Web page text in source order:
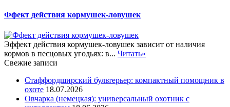
Ффект действия кормушек-ловушек
Эффект действия кормушек-ловушек зависит от наличия
кормов в песцовых угодьях: в... Читать»
Свежие записи
Стаффордширский бультерьер: компактный помощник в
охоте 18.07.2026
Овчарка (немецкая): универсальный охотник с